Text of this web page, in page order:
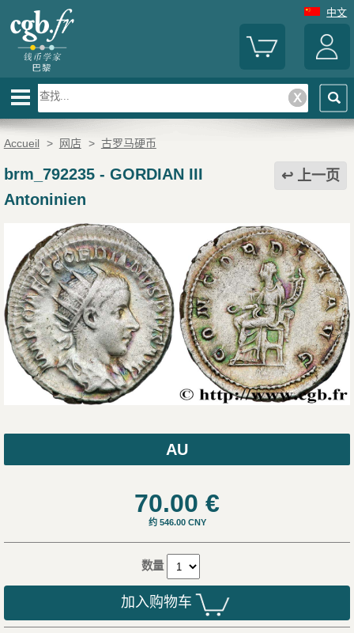
中文
Accueil > 网店 > 古罗马硬币
上一页
brm_792235- GORDIAN III
Antoninien
AU
70.00 €
约 546.00 CNY
数量
加入购物车